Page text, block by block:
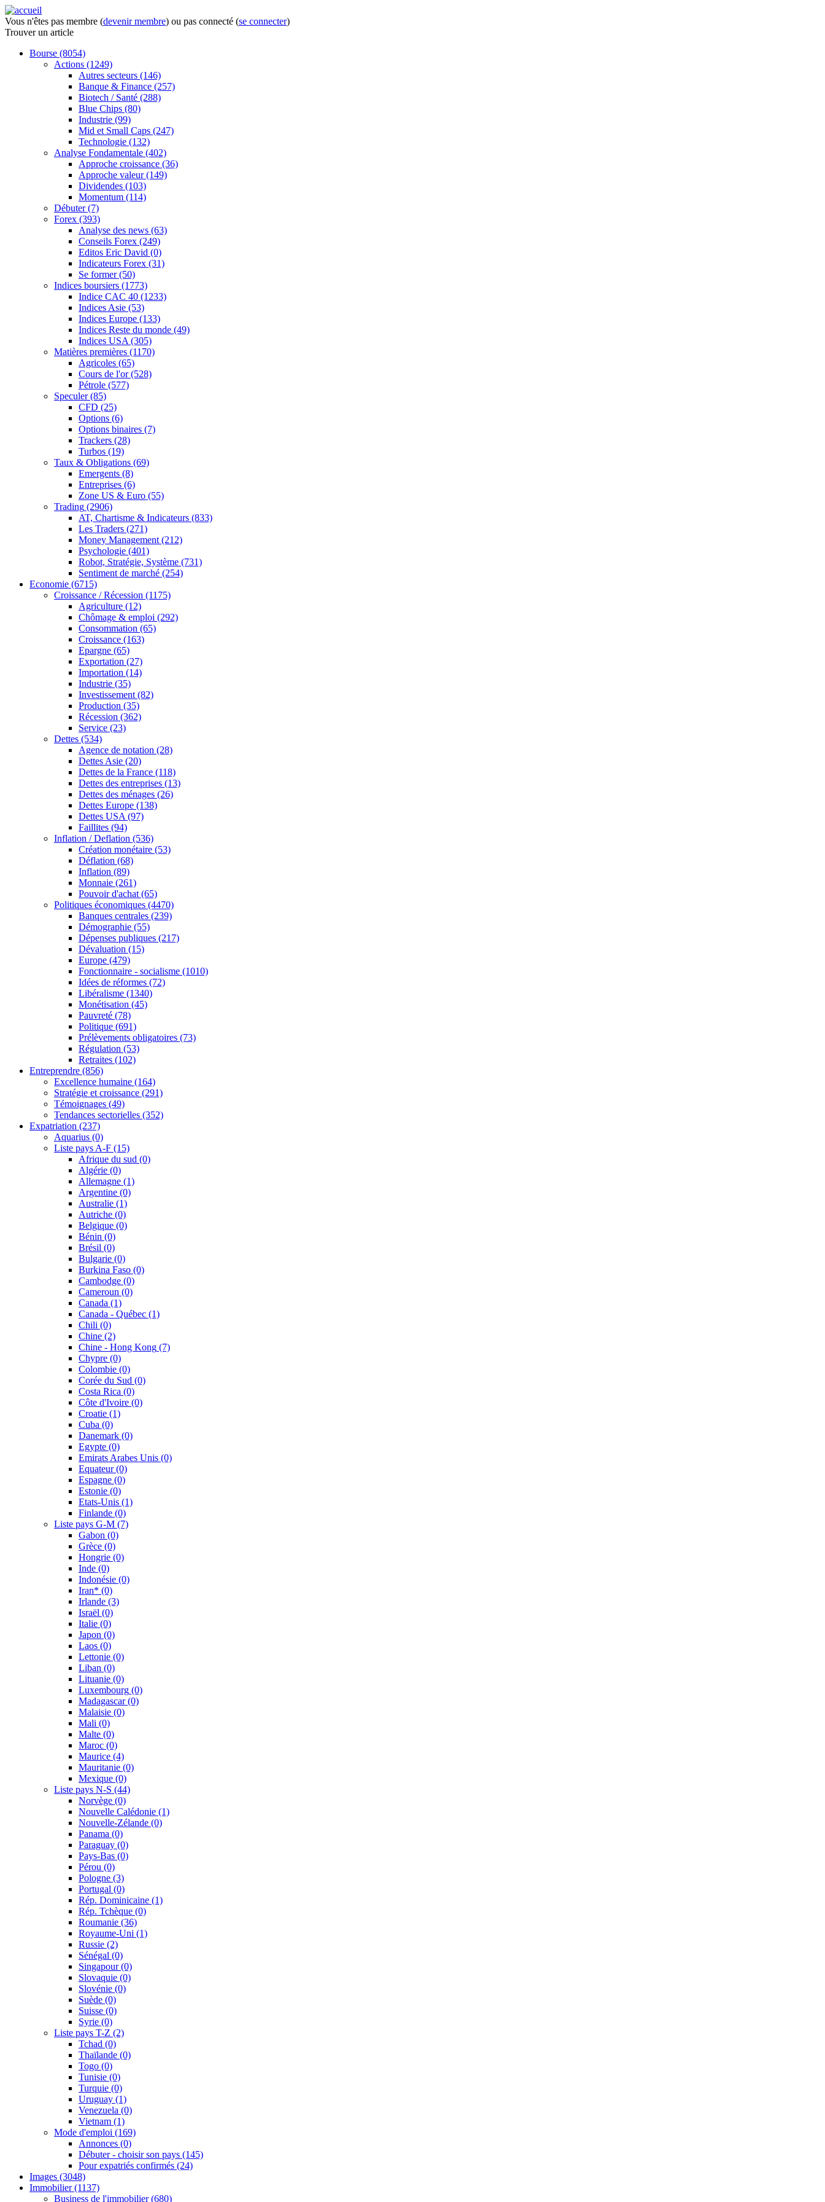
Vous n'êtes pas membre (devenir membre) ou pas connecté (se connecter)
Trouverun article
Bourse (8054)
Actions (1249)
Autres secteurs (146)
Banque & Finance (257)
Biotech / Santé (288)
Blue Chips (80)
Industrie (99)
Mid et Small Caps (247)
Technologie (132)
Analyse Fondamentale (402)
Approche croissance (36)
Approche valeur(149)
Dividendes (103)
Momentum (114)
Débuter(7)
Forex (393)
Analyse des news (63)
Conseils Forex (249)
Editos Eric David (0)
Indicateurs Forex (31)
Se former(50)
Indices boursiers (1773)
Indice CAC 40 (1233)
Indices Asie (53)
Indices Europe (133)
Indices Reste du monde (49)
Indices USA (305)
Matières premières (1170)
Agricoles (65)
Cours de l'or(528)
Pétrole (577)
Speculer(85)
CFD (25)
Options (6)
Options binaires (7)
Trackers (28)
Turbos (19)
Taux & Obligations (69)
Emergents (8)
Entreprises (6)
Zone US & Euro (55)
Trading (2906)
AT, Chartisme & Indicateurs (833)
Les Traders (271)
Money Management (212)
Psychologie (401)
Robot, Stratégie, Système (731)
Sentiment de marché (254)
Economie (6715)
Croissance / Récession (1175)
Agriculture (12)
Chômage & emploi (292)
Consommation (65)
Croissance (163)
Epargne (65)
Exportation (27)
Importation (14)
Industrie (35)
Investissement (82)
Production (35)
Récession (362)
Service (23)
Dettes (534)
Agence de notation (28)
Dettes Asie (20)
Dettes de la France (118)
Dettes des entreprises (13)
Dettes des ménages (26)
Dettes Europe (138)
Dettes USA (97)
Faillites (94)
Inflation / Deflation (536)
Création monétaire (53)
Déflation (68)
Inflation (89)
Monnaie (261)
Pouvoir d'achat (65)
Politiques économiques (4470)
Banques centrales (239)
Démographie (55)
Dépenses publiques (217)
Dévaluation (15)
Europe (479)
Fonctionnaire - socialisme (1010)
Idées de réformes (72)
Libéralisme (1340)
Monétisation (45)
Pauvreté (78)
Politique (691)
Prélèvements obligatoires (73)
Régulation (53)
Retraites (102)
Entreprendre (856)
Excellence humaine (164)
Stratégie et croissance (291)
Témoignages (49)
Tendances sectorielles (352)
Expatriation (237)
Aquarius (0)
Liste pays A-F (15)
Afrique du sud (0)
Algérie (0)
Allemagne (1)
Argentine (0)
Australie (1)
Autriche (0)
Belgique (0)
Bénin (0)
Brésil (0)
Bulgarie (0)
Burkina Faso (0)
Cambodge (0)
Cameroun (0)
Canada (1)
Canada - Québec (1)
Chili (0)
Chine (2)
Chine - Hong Kong (7)
Chypre (0)
Colombie (0)
Corée du Sud (0)
Costa Rica (0)
Côte d'Ivoire (0)
Croatie (1)
Cuba (0)
Danemark (0)
Egypte (0)
Emirats Arabes Unis (0)
Equateur(0)
Espagne (0)
Estonie (0)
Etats-Unis (1)
Finlande (0)
Liste pays G-M (7)
Gabon (0)
Grèce (0)
Hongrie (0)
Inde (0)
Indonésie (0)
Iran* (0)
Irlande (3)
Israël (0)
Italie (0)
Japon (0)
Laos (0)
Lettonie (0)
Liban (0)
Lituanie (0)
Luxembourg (0)
Madagascar(0)
Malaisie (0)
Mali (0)
Malte (0)
Maroc (0)
Maurice (4)
Mauritanie (0)
Mexique (0)
Liste pays N-S (44)
Norvège (0)
Nouvelle Calédonie (1)
Nouvelle-Zélande (0)
Panama (0)
Paraguay (0)
Pays-Bas (0)
Pérou (0)
Pologne (3)
Portugal (0)
Rép. Dominicaine (1)
Rép. Tchèque (0)
Roumanie (36)
Royaume-Uni (1)
Russie (2)
Sénégal (0)
Singapour(0)
Slovaquie (0)
Slovénie (0)
Suède (0)
Suisse (0)
Syrie (0)
Liste pays T-Z (2)
Tchad (0)
Thaïlande (0)
Togo (0)
Tunisie (0)
Turquie (0)
Uruguay (1)
Venezuela (0)
Vietnam (1)
Mode d'emploi (169)
Annonces (0)
Débuter - choisir son pays (145)
Pour expatriés confirmés (24)
Images (3048)
Immobilier(1137)
Business de l'immobilier(680)